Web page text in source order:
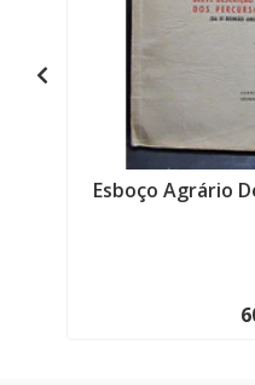
Esboço Agrário